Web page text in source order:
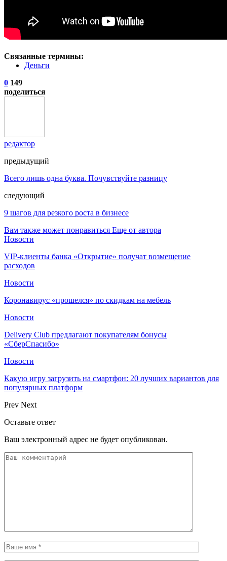
Связанные термины:
Деньги
0 149
поделиться
редактор
предыдущий
Всего лишь одна буква. Почувствуйте разницу
следующий
9 шагов для резкого роста в бизнесе
Вам также может понравиться Еще от автора
Новости
VIP-клиенты банка «Открытие» получат возмещение
расходов
Новости
Коронавирус «прошелся» по скидкам на мебель
Новости
Delivery Club предлагают покупателям бонусы
«СберСпасибо»
Новости
Какую игру загрузить на смартфон: 20 лучших вариантов для
популярных платформ
Prev Next
Оставьте ответ
Ваш электронный адрес не будет опубликован.